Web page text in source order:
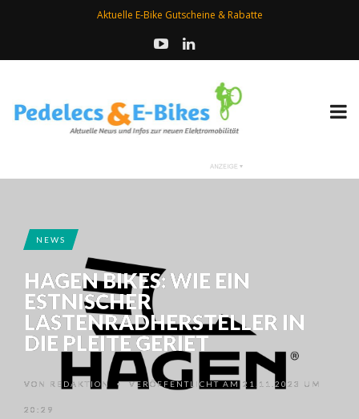
Aktuelle E-Bike Gutscheine & Rabatte
NEWS
HAGEN BIKES: WIE EIN
ESTNISCHER
LASTENRADHERSTELLER IN
DIE PLEITE GERIET
VON REDAKTION •VERÖFFENTLICHT AM 21.11.2023 UM
20:29